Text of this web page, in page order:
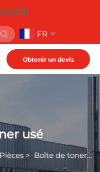
FR
Obtenir un devis
usé
Pièces > Boîte de toner usé